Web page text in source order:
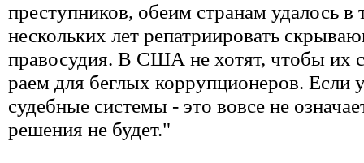
преступников, обеим странам удалось в
нескольких лет репатриировать
правосудия. В США не хотят, чтобы их
раем для беглых коррупционеров. Если
судебные системы - это вовсе не
решения не будет."